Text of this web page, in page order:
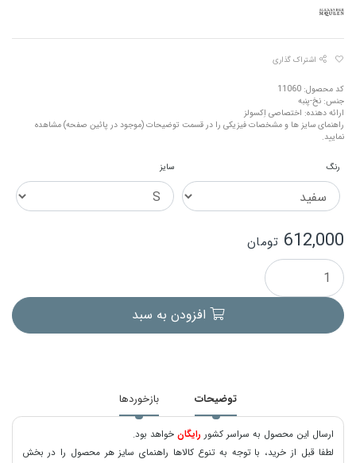
اشتراک گذاری
کد محصول: 11060
جنس: نخ-پنبه
ارائه دهنده: اختصاصی اِکسولز
راهنمای سایز ها و مشخصات فیزیکی را در قسمت توضیحات (موجود در پائین صفحه) مشاهده
نمایید.
رنگ سایز
612,000 تومان
افزودن به سبد
توضیحات بازخوردها
ارسال این محصول به سراسر کشور رایگانخواهد بود.
لطفا قبل از خرید، با توجه به تنوع کالاها راهنمای سایز هر محصول را در بخش